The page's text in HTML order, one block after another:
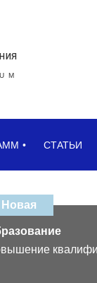
СТАТЬИ
Новая